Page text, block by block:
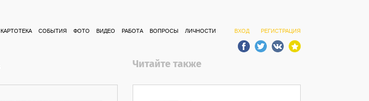
ВХОД РЕГИСТРАЦИЯ
КАРТОТЕКА СОБЫТИЯ ФОТО ВИДЕО РАБОТА ВОПРОСЫ ЛИЧНОСТИ
Читайте также